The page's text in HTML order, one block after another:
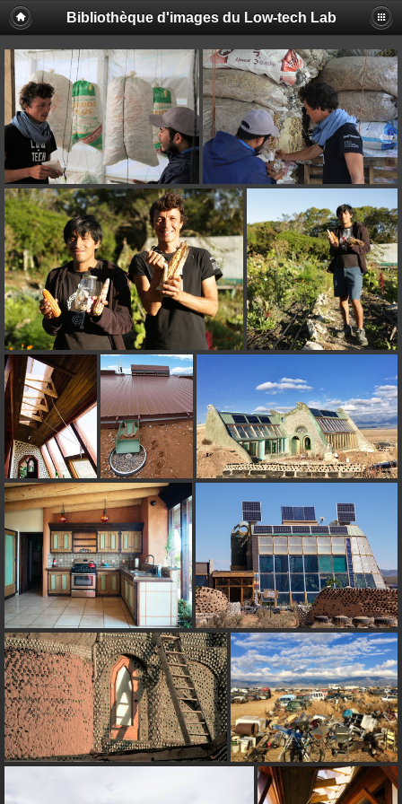
Bibliothèque d'images du Low-tech Lab